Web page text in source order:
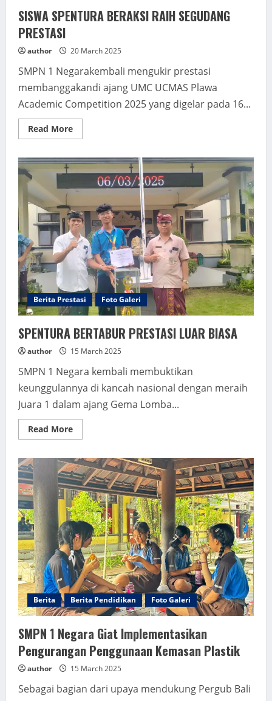
SISWA SPENTURA BERAKSI RAIH SEGUDANG
PRESTASI
author 20 March 2025
SMPN 1 Negarakembali mengukir prestasi
membanggakandi ajang UMC UCMAS Plawa
Academic Competition 2025 yang digelar pada 16...
Read MoreRead
more
SPENTURA
BERAKSI
SEGUDANG
PRESTASI
Berita Prestasi Foto Galeri
SPENTURA BERTABUR PRESTASI LUAR BIASA
author 15 March 2025
SMPN 1 Negara kembali membuktikan
keunggulannya di kancah nasional dengan meraih
Juara 1 dalam ajang Gema Lomba...
Read MoreRead
more
BERTABUR
PRESTASI
LUAR
BIASA
Berita Berita Pendidikan Foto Galeri
SMPN 1 Negara Giat Implementasikan
Pengurangan Penggunaan Kemasan Plastik
author 15 March 2025
Sebagai bagian dari upaya mendukung Pergub Bali